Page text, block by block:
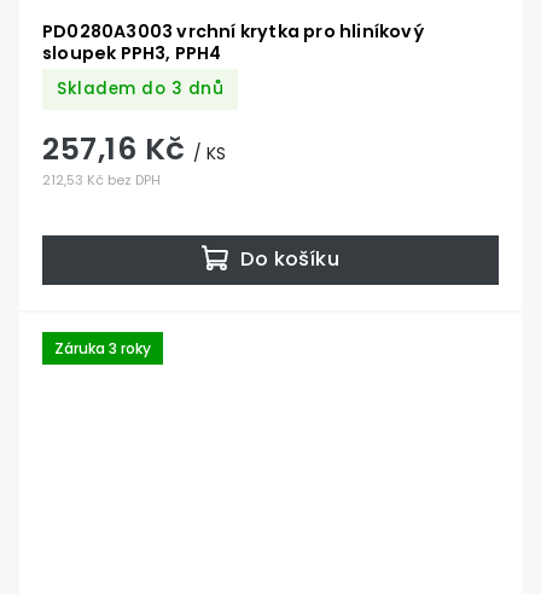
PD0280A3003 vrchní krytka pro hliníkový
sloupek PPH3, PPH4
Skladem do 3 dnů
212,53 Kč bez DPH
257,16 Kč / KS
Do košíku
Záruka 3 roky